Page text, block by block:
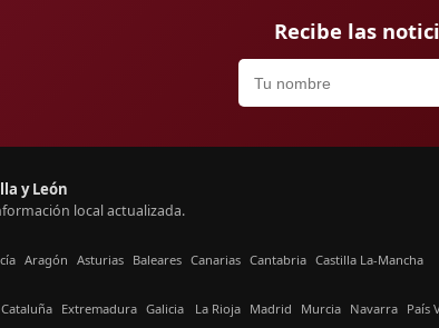
Recibe las
y León
local actualizada.
Aragón Asturias Baleares Canarias Cantabria Castilla La-Mancha
Cataluña Extremadura Galicia La Rioja Madrid Murcia Navarra País